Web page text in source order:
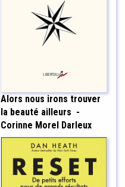
Alors nous irons trouver
la beauté ailleurs -
Corinne Morel Darleux